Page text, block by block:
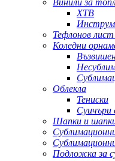
Винили за
ХТВ
Тефлонов
Коледни
Облекла
Тениски
Суичъри
Шапки и
Подложка за